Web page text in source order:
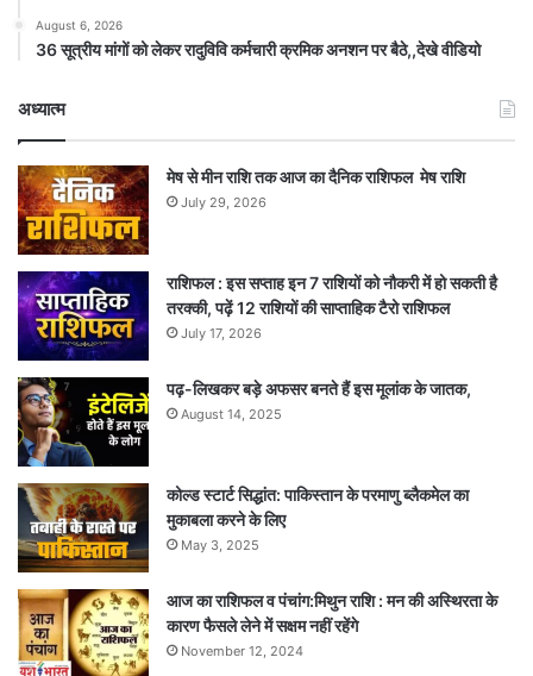
August 6, 2026
36 सूत्रीय मांगों को लेकर रादुविवि कर्मचारी क्रमिक अनशन पर बैठे,,देखे वीडियो
अध्यात्म
मेष से मीन राशि तक आज का दैनिक राशिफल मेष राशि
July 29, 2026
राशिफल : इस सप्ताह इन 7 राशियों को नौकरी में हो सकती है
तरक्की, पढ़ें 12 राशियों की साप्ताहिक टैरो राशिफल
July 17, 2026
पढ़-लिखकर बड़े अफसर बनते हैं इस मूलांक के जातक,
August 14, 2025
कोल्ड स्टार्ट सिद्धांत: पाकिस्तान के परमाणु ब्लैकमेल का
मुकाबला करने के लिए
May 3, 2025
आज का राशिफल व पंचांग:मिथुन राशि : मन की अस्थिरता के
कारण फैसले लेने में सक्षम नहीं रहेंगे
November 12, 2024